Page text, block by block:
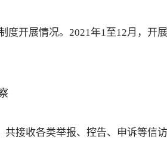
开展情况。2021年1至12月，开
接收各类举报、控告、申诉等信访